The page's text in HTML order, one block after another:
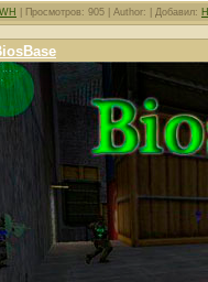
Просмотров: 905 | Author: | Добавил: